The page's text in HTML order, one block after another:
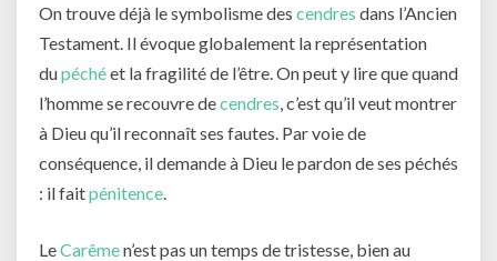
On trouve déjà le symbolisme des cendres dans l’Ancien
Testament. Il évoque globalement la représentation
dupéchéet la fragilité de l’être. On peut y lire que quand
l’homme se recouvre decendres, c’est qu’il veut montrer
à Dieu qu’il reconnaît ses fautes. Par voie de
conséquence, il demande à Dieu le pardon de ses péchés
: il faitpénitence.
LeCarêmen’est pas un temps de tristesse, bien au